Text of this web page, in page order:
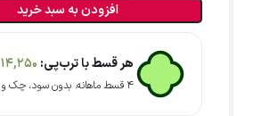
افزودن به سبد خرید
هر قسط با ترب‌پی: 14,250
۴ قسط ماهانه. بدون سود، چک و ضامن.